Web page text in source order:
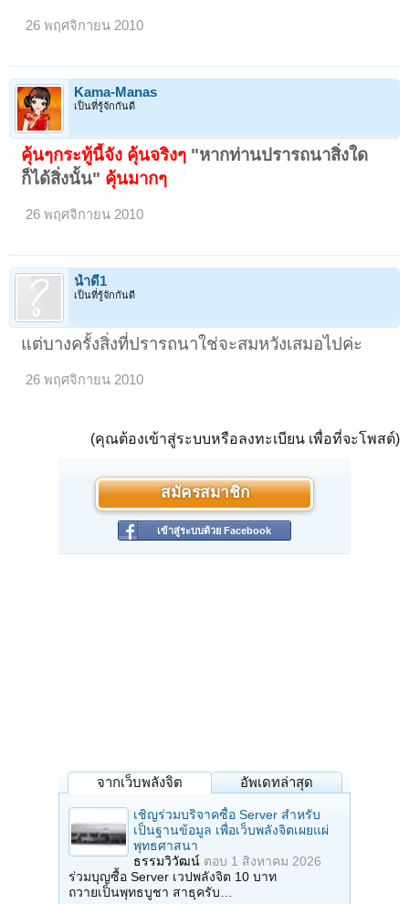
26 พฤศจิกายน 2010
Kama-Manas
เป็นที่รู้จักกันดี
คุ้นๆกระทู้นี้จัง คุ้นจริงๆ "หากท่านปรารถนาสิ่งใด
ก็ได้สิ่งนั้น" คุ้นมากๆ
26 พฤศจิกายน 2010
น้ำดี1
เป็นที่รู้จักกันดี
แต่บางครั้งสิ่งที่ปรารถนาใช่จะสมหวังเสมอไปค่ะ
26 พฤศจิกายน 2010
(คุณต้องเข้าสู่ระบบหรือลงทะเบียน เพื่อที่จะโพสต์)
สมัครสมาชิก
เข้าสู่ระบบด้วย Facebook
จากเว็บพลังจิต อัพเดทล่าสุด
เชิญร่วมบริจาคซื้อ Server สำหรับ
เป็นฐานข้อมูล เพื่อเว็บพลังจิตเผยแผ่
พุทธศาสนา
ธรรมวิวัฒน์ ตอบ 1 สิงหาคม 2026
ร่วมบุญซื้อ Server เวปพลังจิต 10 บาท
ถวายเป็นพุทธบูชา สาธุครับ…